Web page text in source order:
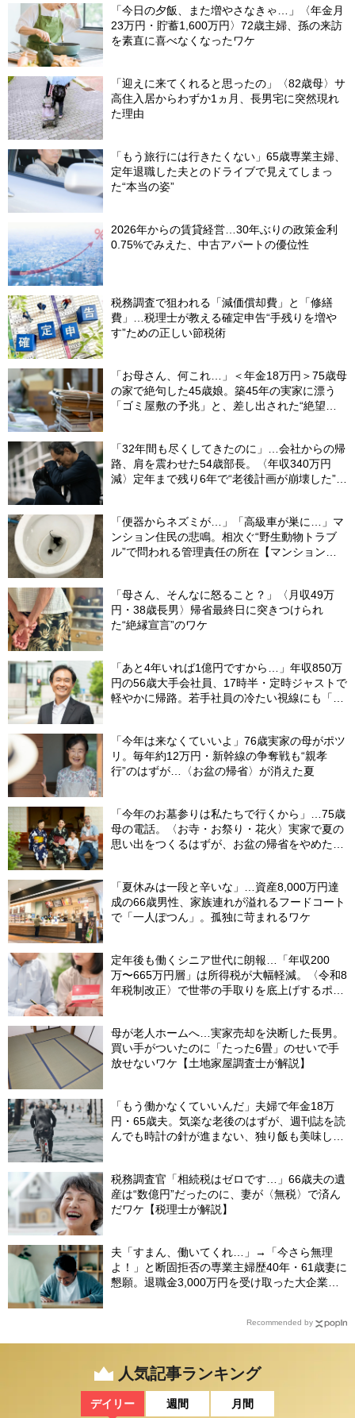
「今日の夕飯、また増やさなきゃ…」〈年金月
23万円・貯蓄1,600万円〉72歳主婦、孫の来訪
を素直に喜べなくなったワケ
「迎えに来てくれると思ったの」〈82歳母〉サ
高住入居からわずか1ヵ月、長男宅に突然現れ
た理由
「もう旅行には行きたくない」65歳専業主婦、
定年退職した夫とのドライブで見えてしまっ
た“本当の姿”
2026年からの賃貸経営…30年ぶりの政策金利
0.75%でみえた、中古アパートの優位性
税務調査で狙われる「減価償却費」と「修繕
費」…税理士が教える確定申告“手残りを増や
す”ための正しい節税術
「お母さん、何これ…」＜年金18万円＞75歳母
の家で絶句した45歳娘。築45年の実家に漂う
「ゴミ屋敷の予兆」と、差し出された“絶望の
「32年間も尽くしてきたのに」…会社からの帰
路、肩を震わせた54歳部長。〈年収340万円
減〉定年まで残り6年で“老後計画が崩壊した”ワ
「便器からネズミが…」「高級車が巣に…」マ
ンション住民の悲鳴。相次ぐ“野生動物トラブ
ル”で問われる管理責任の所在【マンション管
「母さん、そんなに怒ること？」〈月収49万
円・38歳長男〉帰省最終日に突きつけられ
た“絶縁宣言”のワケ
「あと4年いれば1億円ですから…」年収850万
円の56歳大手会社員、17時半・定時ジャストで
軽やかに帰路。若手社員の冷たい視線にも「だ
「今年は来なくていいよ」76歳実家の母がポツ
リ。毎年約12万円・新幹線の争奪戦も“親孝
行”のはずが…〈お盆の帰省〉が消えた夏
「今年のお墓参りは私たちで行くから」…75歳
母の電話。〈お寺・お祭り・花火〉実家で夏の
思い出をつくるはずが、お盆の帰省をやめた理
「夏休みは一段と辛いな」…資産8,000万円達
成の66歳男性、家族連れが溢れるフードコート
で「一人ぽつん」。孤独に苛まれるワケ
定年後も働くシニア世代に朗報…「年収200
万〜665万円層」は所得税が大幅軽減。〈令和8
年税制改正〉で世帯の手取りを底上げするポイ
母が老人ホームへ…実家売却を決断した長男。
買い手がついたのに「たった6畳」のせいで手
放せないワケ【土地家屋調査士が解説】
「もう働かなくていいんだ」夫婦で年金18万
円・65歳夫。気楽な老後のはずが、週刊誌を読
んでも時計の針が進まない、独り飯も美味しく
税務調査官「相続税はゼロです…」66歳夫の遺
産は“数億円”だったのに、妻が〈無税〉で済ん
だワケ【税理士が解説】
夫「すまん、働いてくれ…」→「今さら無理
よ！」と断固拒否の専業主婦歴40年・61歳妻に
懇願。退職金3,000万円を受け取った大企業元
Recommended by
人気記事ランキング
デイリー 週間 月間